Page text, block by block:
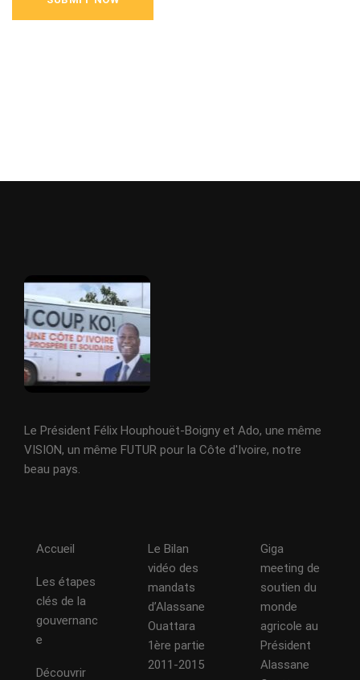
Le Président Félix Houphouët-Boigny et Ado, une même
VISION, un même FUTUR pour la Côte d'Ivoire, notre
beau pays.
Accueil
Les étapes
clés de la
gouvernanc
e
Découvrir
Le Bilan
vidéo des
mandats
d’Alassane
Ouattara
1ère partie
2011-2015
Giga
meeting de
soutien du
monde
agricole au
Président
Alassane